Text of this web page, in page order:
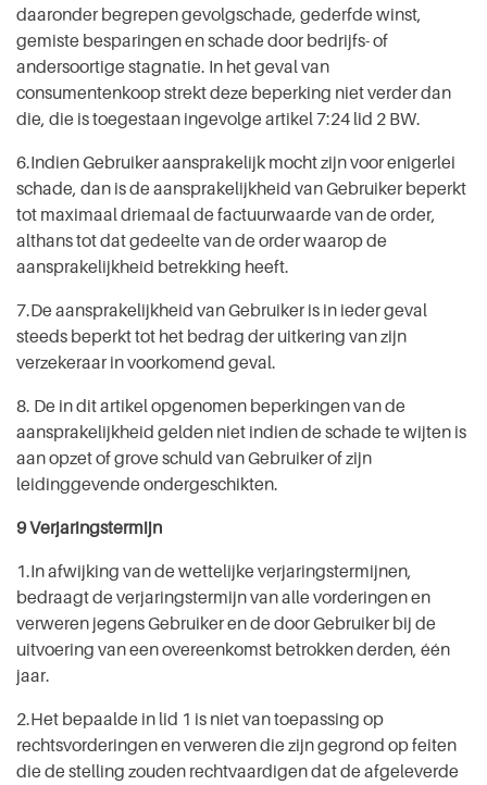
daaronder begrepen gevolgschade, gederfde winst,
gemiste besparingen en schade door bedrijfs- of
andersoortige stagnatie. In het geval van
consumentenkoop strekt deze beperking niet verder dan
die, die is toegestaan ingevolge artikel 7:24 lid 2 BW.
6.Indien Gebruiker aansprakelijk mocht zijn voor enigerlei
schade, dan is de aansprakelijkheid van Gebruiker beperkt
tot maximaal driemaal de factuurwaarde van de order,
althans tot dat gedeelte van de order waarop de
aansprakelijkheid betrekking heeft.
7.De aansprakelijkheid van Gebruiker is in ieder geval
steeds beperkt tot het bedrag der uitkering van zijn
verzekeraar in voorkomend geval.
8. De in dit artikel opgenomen beperkingen van de
aansprakelijkheid gelden niet indien de schade te wijten is
aan opzet of grove schuld van Gebruiker of zijn
leidinggevende ondergeschikten.
9 Verjaringstermijn
1.In afwijking van de wettelijke verjaringstermijnen,
bedraagt de verjaringstermijn van alle vorderingen en
verweren jegens Gebruiker en de door Gebruiker bij de
uitvoering van een overeenkomst betrokken derden, één
jaar.
2.Het bepaalde in lid 1 is niet van toepassing op
rechtsvorderingen en verweren die zijn gegrond op feiten
die de stelling zouden rechtvaardigen dat de afgeleverde